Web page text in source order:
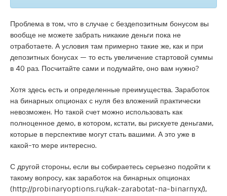
Проблема в том, что в случае с бездепозитным бонусом вы
вообще не можете забрать никакие деньги пока не
отработаете. А условия там примерно такие же, как и при
депозитных бонусах — то есть увеличение стартовой суммы
в 40 раз. Посчитайте сами и подумайте, оно вам нужно?
Хотя здесь есть и определенные преимущества. Заработок
на бинарных опционах с нуля без вложений практически
невозможен. Но такой счет можно использовать как
полноценное демо, в котором, кстати, вы рискуете деньгами,
которые в перспективе могут стать вашими. А это уже в
какой-то мере интересно.
С другой стороны, если вы собираетесь серьезно подойти к
такому вопросу, как заработок на бинарных опционах
(http://probinaryoptions.ru/kak-zarabotat-na-binarnyx/),